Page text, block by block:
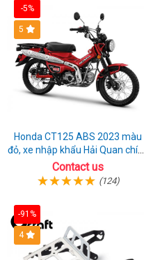
-5%
5
Honda CT125 ABS 2023 màu
đỏ, xe nhập khẩu Hải Quan chính
ngạch
Contact us
(124)
-91%
4